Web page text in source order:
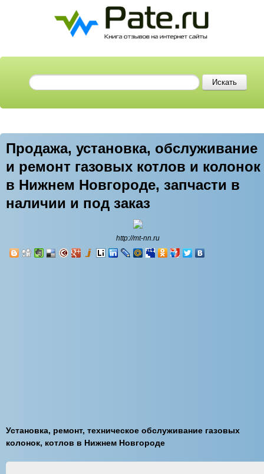
Продажа, установка, обслуживание
и ремонт газовых котлов и колонок
в Нижнем Новгороде, запчасти в
наличии и под заказ
http://mt-nn.ru
Установка, ремонт, техническое обслуживание газовых
колонок, котлов в Нижнем Новгороде